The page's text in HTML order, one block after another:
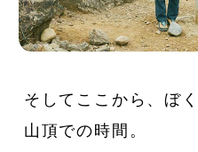
そしてここから、ぼ
山頂での時間。